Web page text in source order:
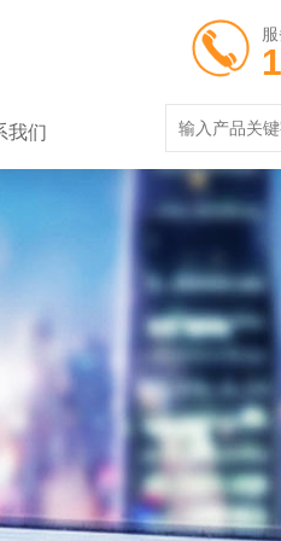
我们